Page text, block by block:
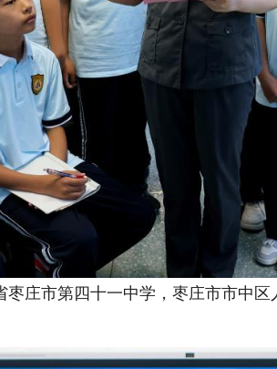
庄市第四十一中学，枣庄市市中区